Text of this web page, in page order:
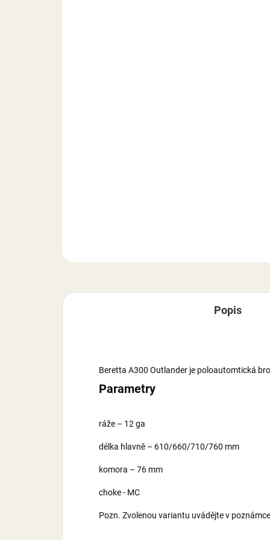
Popis
Beretta A300 Outlander je poloautomtická
Parametry
ráže – 12 ga
délka hlavně – 610/660/710/760 mm
komora – 76 mm
choke - MC
Pozn. Zvolenou variantu uvádějte v